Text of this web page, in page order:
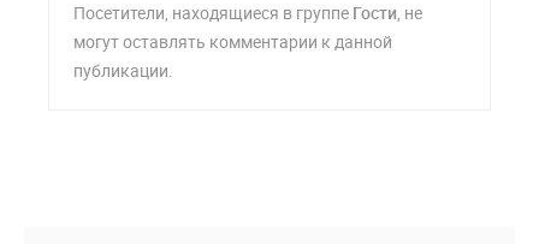
Посетители, находящиеся в группе Гости, не
могут оставлять комментарии к данной
публикации.